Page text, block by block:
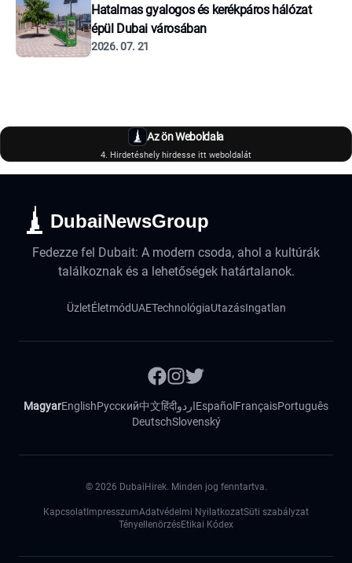
Hatalmas gyalogos és kerékpáros hálózat
épül Dubai városában
2026. 07. 21
Az ön Weboldala
4. Hirdetéshely hirdesse itt weboldalát
DubaiNewsGroup
Fedezze fel Dubait: A modern csoda, ahol a kultúrák
találkoznak és a lehetőségek határtalanok.
ÜzletÉletmódUAETechnológiaUtazásIngatlan
MagyarEnglishРусский中文हिंदीاردوEspañol FrançaisPortuguês
DeutschSlovenský
© 2026 DubaiHirek. Minden jog fenntartva.
Kapcsolat ImpresszumAdatvédelmi NyilatkozatSüti szabályzat
TényellenörzésEtikai Kódex